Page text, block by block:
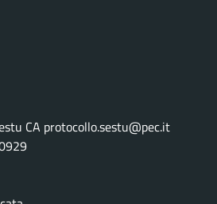
CA protocollo.sestu@pec.it